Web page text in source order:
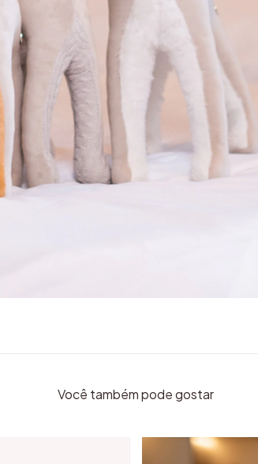
Você também pode gostar